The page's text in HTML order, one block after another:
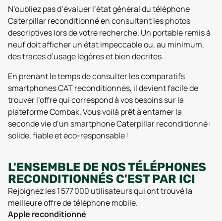
N’oubliez pas d’évaluer l’état général du téléphone
Caterpillar reconditionné en consultant les photos
descriptives lors de votre recherche. Un portable remis à
neuf doit afficher un état impeccable ou, au minimum,
des traces d’usage légères et bien décrites.
En prenant le temps de consulter les comparatifs
smartphones CAT reconditionnés, il devient facile de
trouver l’offre qui correspond à vos besoins sur la
plateforme Combak. Vous voilà prêt à entamer la
seconde vie d’un smartphone Caterpillar reconditionné :
solide, fiable et éco-responsable !
L'ENSEMBLE DE NOS TÉLÉPHONES
RECONDITIONNÉS C'EST PAR ICI
Rejoignez les 1 577 000 utilisateurs qui ont trouvé la
meilleure offre de téléphone mobile.
Apple reconditionné